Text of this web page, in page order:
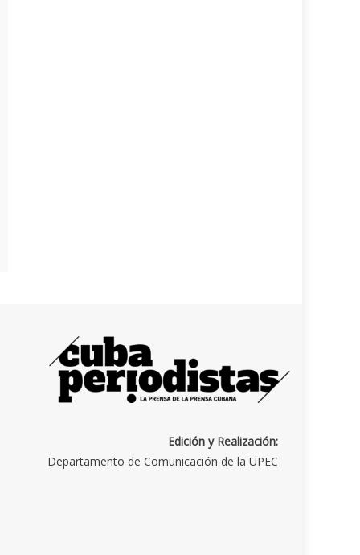
Edición y Realización:
Departamento de Comunicación de la UPEC